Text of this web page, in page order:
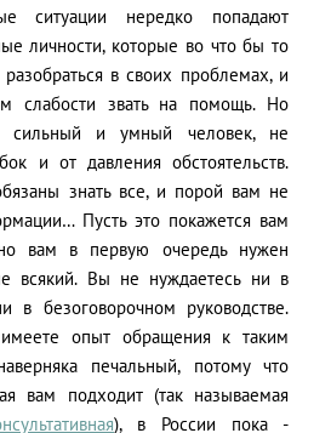
ситуации нередко попадают
личности, которые во что бы то
в своих проблемах, и
слабости звать на помощь. Но
сильный и умный человек, не
и от давления обстоятельств.
знать все, и порой вам не
Пусть это покажется вам
вам в первую очередь нужен
всякий. Вы не нуждаетесь ни в
в безоговорочном руководстве.
опыт обращения к таким
печальный, потому что
вам подходит (так называемая
), в России пока -